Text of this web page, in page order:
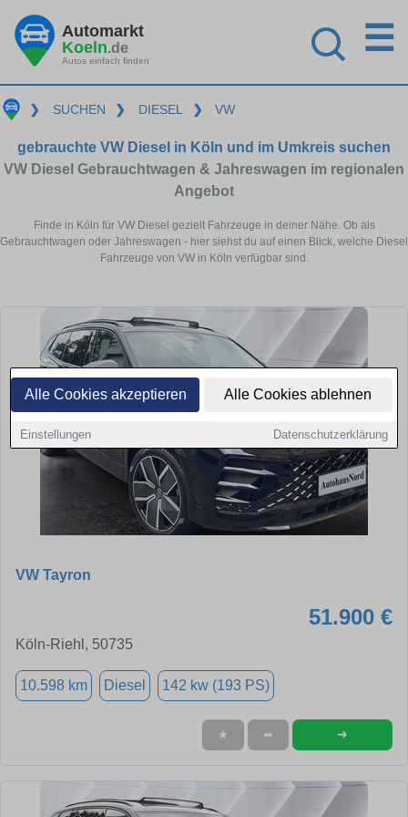
Alle Cookies akzeptieren Alle Cookies ablehnen
Einstellungen Datenschutzerklärung
Automarkt
Koeln.de
Autos einfach finden
☰
❯ SUCHEN ❯ DIESEL ❯ VW
gebrauchte VW Diesel in Köln und im Umkreis suchen
VW Diesel Gebrauchtwagen & Jahreswagen im regionalen
Angebot
Finde in Köln für VW Diesel gezielt Fahrzeuge in deiner Nähe. Ob als
Gebrauchtwagen oder Jahreswagen - hier siehst du auf einen Blick, welche Diesel
Fahrzeuge von VW in Köln verfügbar sind.
VW Tayron
51.900 €
Köln-Riehl, 50735
10.598 km Diesel 142 kw (193 PS)
★ ➦ ➜